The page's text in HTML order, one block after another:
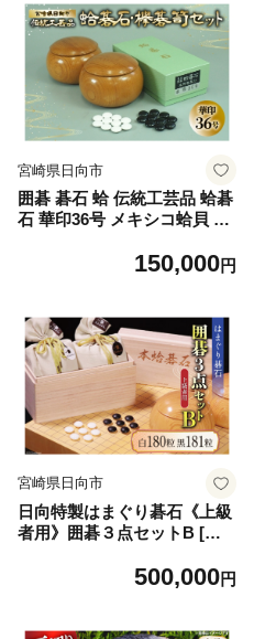
焼 贈答 うなぎ たれ 山椒 う
なぎ蒲焼 国産 鰻 国産うなぎ
unagi 鰻 ウナギ うなぎ蒲焼
うなぎ 国産 ウナギ 蒲焼 うな
ぎ ウナギ unagi 国産 蒲焼き
◇◆ ◎
宮崎県日向市
囲碁 碁石 蛤 伝統工芸品 蛤碁
石 華印36号 メキシコ蛤貝 使
石 宮崎県 日向市 452061256]
150,000円
宮崎県日向市
日向特製はまぐり碁石《上級
者用》囲碁３点セットB [宮
500,000円